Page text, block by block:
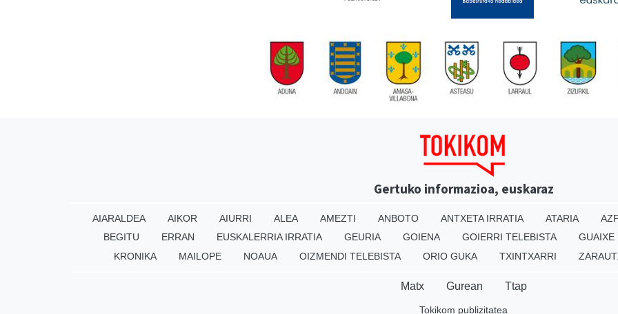
Gertuko informazioa, euskaraz
AIARALDEA AIKOR AIURRI ALEA AMEZTI ANBOTO ANTXETA IRRATIA ATARIA
BEGITU
ERRAN EUSKALERRIA IRRATIA GEURIA GOIENA GOIERRI TELEBISTA GUAIXE
KRONIKA
MAILOPE NOAUA OIZMENDI TELEBISTA ORIO GUKA TXINTXARRI
Matx Gurean Ttap
Tokikom publizitatea